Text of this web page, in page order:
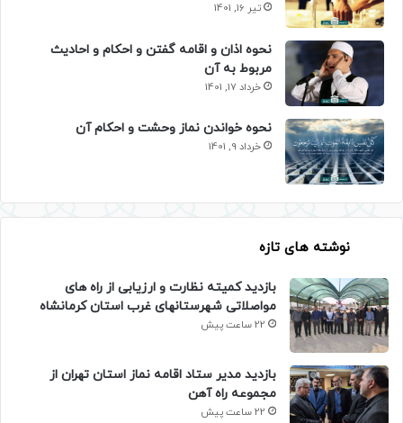
تیر 16, 1401
نحوه اذان و اقامه گفتن و احکام و احادیث
مربوط به آن
خرداد 17, 1401
نحوه خواندن نماز وحشت و احکام آن
خرداد 9, 1401
نوشته های تازه
بازدید کمیته نظارت و ارزیابی از راه های
مواصلاتی شهرستانهای غرب استان کرمانشاه
22 ساعت پیش
بازدید مدیر ستاد اقامه نماز استان تهران از
مجموعه راه آهن
22 ساعت پیش